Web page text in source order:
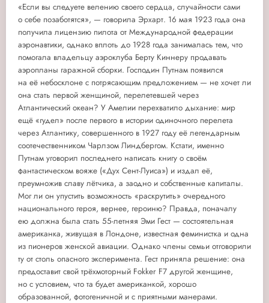
«Если вы следуете велению своего сердца, случайности сами
о себе позаботятся», — говорила Эрхарт. 16 мая 1923 года она
получила лицензию пилота от Международной федерации
аэронавтики, однако вплоть до 1928 года занималась тем, что
помогала владельцу аэроклуба Берту Киннеру продавать
аэропланы гаражной сборки. Господин Путнам появился
на её небосклоне с потрясающим предложением — не хочет ли
она стать первой женщиной, перелетевшей через
Атлантический океан? У Амелии перехватило дыхание: мир
ещё «гудел» после первого в истории одиночного перелета
через Атлантику, совершенного в 1927 году её легендарным
соотечественником Чарлзом Линдбергом. Кстати, именно
Путнам уговорил последнего написать книгу о своём
фантастическом вояже («Дух Сент-Луиса») и издал её,
преумножив славу лётчика, а заодно и собственные капиталы.
Мог ли он упустить возможность «раскрутить» очередного
национального героя, вернее, героиню? Правда, поначалу
ею должна была стать 55-летняя Эми Гест — состоятельная
американка, живущая в Лондоне, известная феминистка и одна
из пионеров женской авиации. Однако члены семьи отговорили
ту от столь опасного эксперимента. Гест приняла решение: она
предоставит свой трёхмоторный Fokker F7 другой женщине,
но с условием, что та будет американкой, хорошо
образованной, фотогеничной и с приятными манерами.